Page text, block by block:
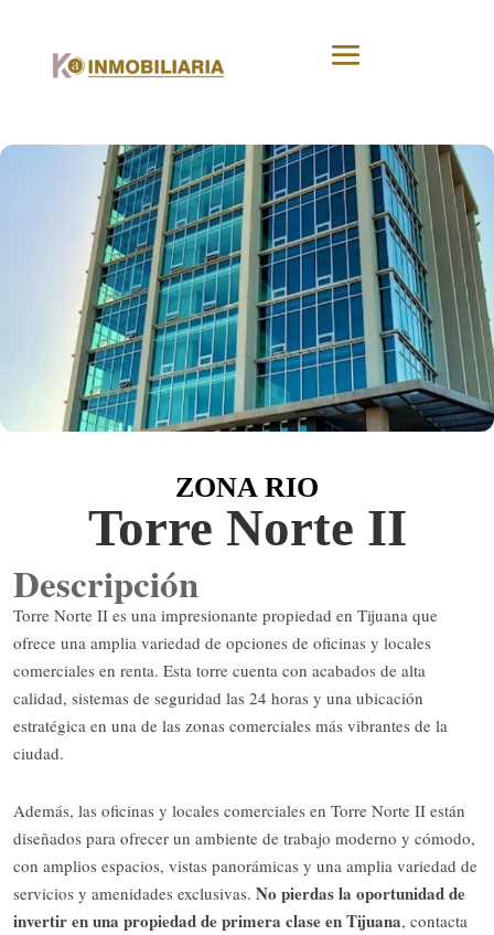
ZONA RIO
Torre Norte II
Descripción
Torre Norte II es una impresionante propiedad en Tijuana que
ofrece una amplia variedad de opciones de oficinas y locales
comerciales en renta. Esta torre cuenta con acabados de alta
calidad, sistemas de seguridad las 24 horas y una ubicación
estratégica en una de las zonas comerciales más vibrantes de la
ciudad.
Además, las oficinas y locales comerciales en Torre Norte II están
diseñados para ofrecer un ambiente de trabajo moderno y cómodo,
con amplios espacios, vistas panorámicas y una amplia variedad de
servicios y amenidades exclusivas. No pierdas la oportunidad de
invertir en una propiedad de primera clase en Tijuana, contacta